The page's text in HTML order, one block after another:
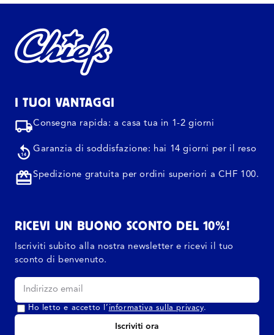
I TUOI VANTAGGI
Consegna rapida: a casa tua in 1-2 giorni
Garanzia di soddisfazione: hai 14 giorni per il reso
Spedizione gratuita per ordini superiori a CHF 100.
RICEVI UN BUONO SCONTO DEL 10%!
Iscriviti subito alla nostra newsletter e ricevi il tuo
sconto di benvenuto.
Ho letto e accetto l’ informativa sulla privacy.
Iscriviti ora